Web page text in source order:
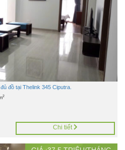
đồ tại Thelink 345 Ciputra.
2
Chi tiết